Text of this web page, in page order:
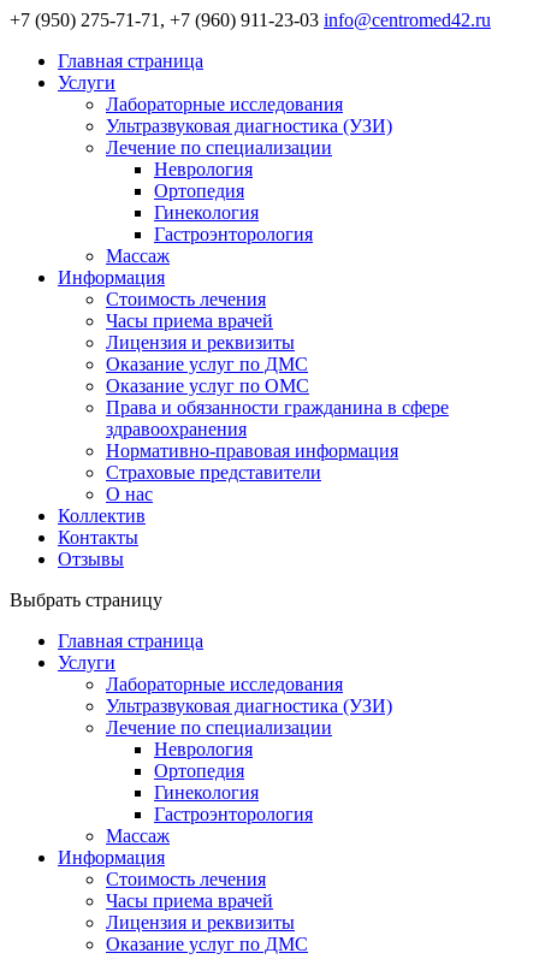
+7 (950) 275-71-71, +7 (960) 911-23-03 info@centromed42.ru
Главная страница
Услуги
Лабораторные исследования
Ультразвуковая диагностика (УЗИ)
Лечение по специализации
Неврология
Ортопедия
Гинекология
Гастроэнторология
Массаж
Информация
Стоимость лечения
Часы приема врачей
Лицензия и реквизиты
Оказание услуг по ДМС
Оказание услуг по ОМС
Права и обязанности гражданина в сфере
здравоохранения
Нормативно-правовая информация
Страховые представители
О нас
Коллектив
Контакты
Отзывы
Выбрать страницу
Главная страница
Услуги
Лабораторные исследования
Ультразвуковая диагностика (УЗИ)
Лечение по специализации
Неврология
Ортопедия
Гинекология
Гастроэнторология
Массаж
Информация
Стоимость лечения
Часы приема врачей
Лицензия и реквизиты
Оказание услуг по ДМС